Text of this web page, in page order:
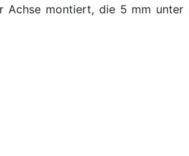
montiert, die 5 mm